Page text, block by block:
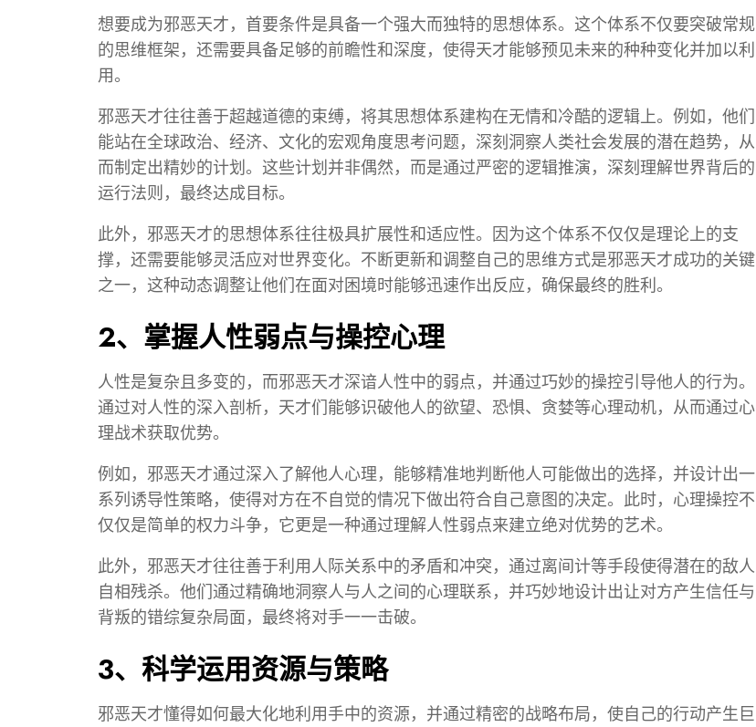
想要成为邪恶天才，首要条件是具备一个强大而独特的思想体系。这个体系不仅要突破常规
的思维框架，还需要具备足够的前瞻性和深度，使得天才能够预见未来的种种变化并加以利
用。
邪恶天才往往善于超越道德的束缚，将其思想体系建构在无情和冷酷的逻辑上。例如，他们
能站在全球政治、经济、文化的宏观角度思考问题，深刻洞察人类社会发展的潜在趋势，从
而制定出精妙的计划。这些计划并非偶然，而是通过严密的逻辑推演，深刻理解世界背后的
运行法则，最终达成目标。
此外，邪恶天才的思想体系往往极具扩展性和适应性。因为这个体系不仅仅是理论上的支
撑，还需要能够灵活应对世界变化。不断更新和调整自己的思维方式是邪恶天才成功的关键
之一，这种动态调整让他们在面对困境时能够迅速作出反应，确保最终的胜利。
2、掌握人性弱点与操控心理
人性是复杂且多变的，而邪恶天才深谙人性中的弱点，并通过巧妙的操控引导他人的行为。
通过对人性的深入剖析，天才们能够识破他人的欲望、恐惧、贪婪等心理动机，从而通过心
理战术获取优势。
例如，邪恶天才通过深入了解他人心理，能够精准地判断他人可能做出的选择，并设计出一
系列诱导性策略，使得对方在不自觉的情况下做出符合自己意图的决定。此时，心理操控不
仅仅是简单的权力斗争，它更是一种通过理解人性弱点来建立绝对优势的艺术。
此外，邪恶天才往往善于利用人际关系中的矛盾和冲突，通过离间计等手段使得潜在的敌人
自相残杀。他们通过精确地洞察人与人之间的心理联系，并巧妙地设计出让对方产生信任与
背叛的错综复杂局面，最终将对手一一击破。
3、科学运用资源与策略
邪恶天才懂得如何最大化地利用手中的资源，并通过精密的战略布局，使自己的行动产生巨